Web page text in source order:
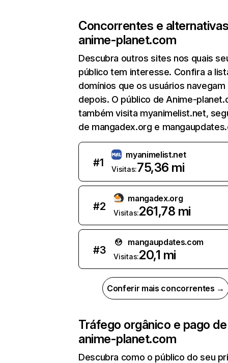
Concorrentes e
anime-planet.com
Descubra outros sites nos quais
público tem interesse. Confira a
domínios que os usuários navegam
depois. O público de Anime-
também visita myanimelist.net,
de mangadex.org e
#1
myanimelist.net
Visitas:75,36 mi
#2
mangadex.org
Visitas:261,78 mi
#3
mangaupdates.com
Visitas:20,1 mi
Conferir mais concorrentes →
Tráfego orgânico e pago de
anime-planet.com
Descubra como o público do seu